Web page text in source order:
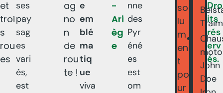
et
troi
s
rou
es
ses
pay
sag
es
vari
és,
est
ag
no
n
de
rou
te !
e
em
blé
ma
tiq
ue
viva
-
Ari
èg
e
nne
des
Pyr
éné
es
est
om
so
lu
m
en
t
po
ur
moto
John
Doe
Dro
its
rés
erv
és.